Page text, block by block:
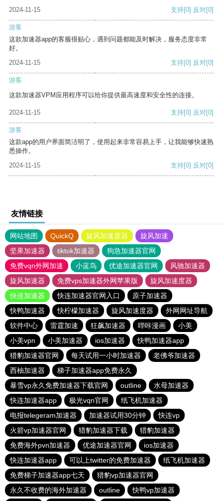
2024-11-15
支持[0] 反对[0]
游客
这款加速器app的客服很贴心，遇到问题都能及时解决，服务态度非常
好。
2024-11-15
支持[0] 反对[0]
游客
这款加速器VPM应用程序可以给你提供最高速度和安全性的连接。
2024-11-15 支持[0] 反对[0]
游客
这款app的用户界面简洁明了，使用起来非常容易上手，让我能够快速熟
悉操作。
2024-11-15
支持[0] 反对[0]
友情链接
网站地图 QuickQ 旋风加速度器
旋风加速
坚果加速器
tiktok加速器
狗急加速器官网
免费vqn外网加速
小蓝鸟 优途加速器官网
风驰加速器
旋风加速器
免费vps加速器外网苹果版
旋风加速度器
快连加速器
快连加速器官网入口
原子加速器
快鸭加速器
快柠檬加速器 旋风加速度器
外网网址导航
软件中心
雷霆加速 狂飙加速器 哔咔漫画
小美
小美vpn
小美加速器 ios加速器
快鸭加速器app
猎豹加速器官网
每天试用一小时加速器
老佛爷加速器
西柚加速器
梯子加速器app免费永久
暴雪vp永久免费加速器下载官网
outline
水母加速器
快连加速器app
极光vqn官网
纸飞机加速器
电报telegeram加速器
加速器试用30分钟
快连vp
火箭vp加速器官网
猎豹加速器下载
猎豹加速器
免费海外pvn加速器
优途加速器官网
ios加速器
快连加速器app
可以上twitter的免费加速器
纸飞机加速器
免费梯子加速器app七天
猎豹vp加速器官网
永久不收费的海外加速器
outline 快鸭vp加速器